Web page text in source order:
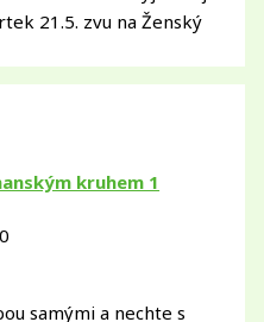
21.5. zvu na Ženský
kruhem 1
samými a nechte s